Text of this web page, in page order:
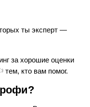
ты эксперт —
за хорошие оценки
тем, кто вам помог.